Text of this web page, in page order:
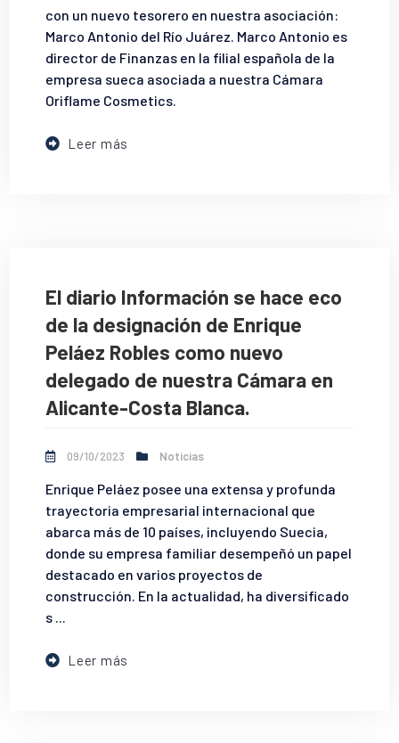
con un nuevo tesorero en nuestra asociación:
Marco Antonio del Río Juárez. Marco Antonio es
director de Finanzas en la filial española de la
empresa sueca asociada a nuestra Cámara
Oriflame Cosmetics.
Leer más
El diario Información se hace eco
de la designación de Enrique
Peláez Robles como nuevo
delegado de nuestra Cámara en
Alicante-Costa Blanca.
09/10/2023 Noticias
Enrique Peláez posee una extensa y profunda
trayectoria empresarial internacional que
abarca más de 10 países, incluyendo Suecia,
donde su empresa familiar desempeñó un papel
destacado en varios proyectos de
construcción. En la actualidad, ha diversificado
s ...
Leer más